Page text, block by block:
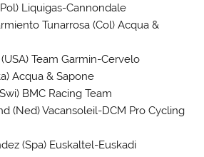
Liquigas-Cannondale
Tunarrosa (Col) Acqua &
Team Garmin-Cervelo
Acqua & Sapone
BMC Racing Team
(Ned) Vacansoleil-DCM Pro Cycling
(Spa) Euskaltel-Euskadi